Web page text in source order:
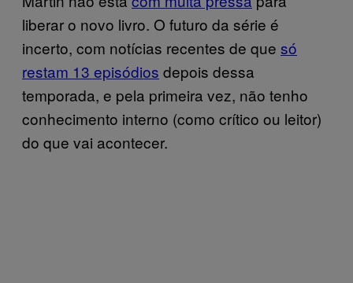
liberar o novo livro. O futuro da série é
incerto, com notícias recentes de que só
restam 13 episódios depois dessa
temporada, e pela primeira vez, não tenho
conhecimento interno (como crítico ou leitor)
do que vai acontecer.